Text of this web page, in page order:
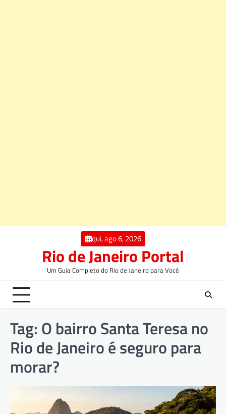
qui, ago 6, 2026
Rio de Janeiro Portal
Um Guia Completo do Rio de Janeiro para Você
Tag: O bairro Santa Teresa no
Rio de Janeiro é seguro para
morar?